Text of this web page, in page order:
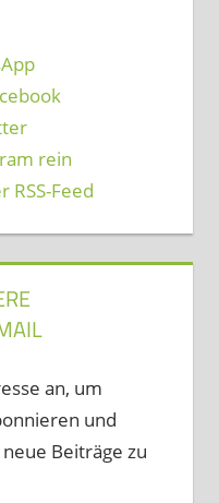
rein
RSS-Feed
an, um
und
Beiträge zu